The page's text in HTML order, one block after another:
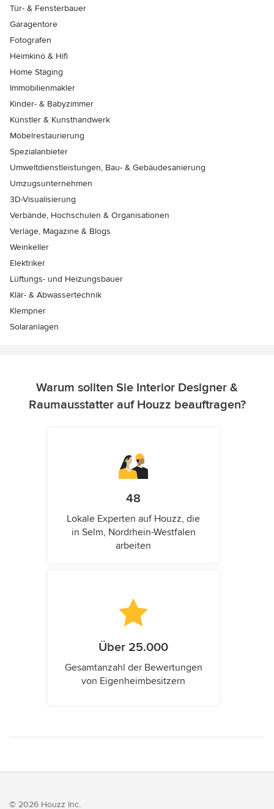
Tür- & Fensterbauer
Garagentore
Fotografen
Heimkino & Hifi
Home Staging
Immobilienmakler
Kinder- & Babyzimmer
Künstler & Kunsthandwerk
Möbelrestaurierung
Spezialanbieter
Umweltdienstleistungen, Bau- & Gebäudesanierung
Umzugsunternehmen
3D-Visualisierung
Verbände, Hochschulen & Organisationen
Verlage, Magazine & Blogs
Weinkeller
Elektriker
Lüftungs- und Heizungsbauer
Klär- & Abwassertechnik
Klempner
Solaranlagen
Warum sollten Sie Interior Designer &
Raumausstatter auf Houzz beauftragen?
48
Lokale Experten auf Houzz, die
in Selm, Nordrhein-Westfalen
arbeiten
Über 25.000
Gesamtanzahl der Bewertungen
von Eigenheimbesitzern
© 2026 Houzz Inc.